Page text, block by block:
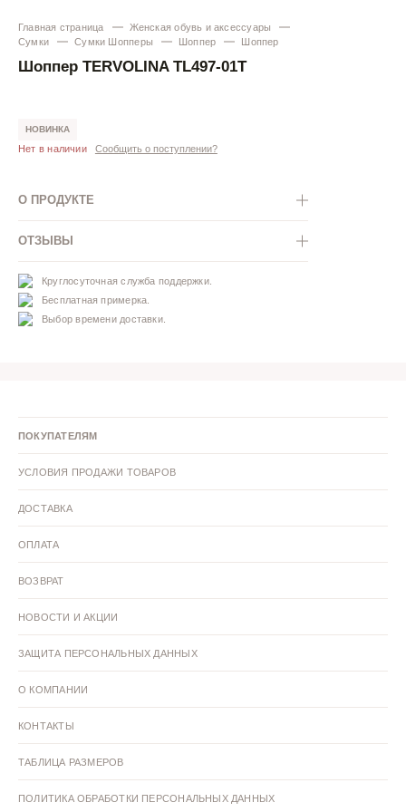
Главная страница
Женская обувь и аксессуары
Сумки
Сумки Шопперы Шоппер Шоппер
Шоппер TERVOLINA TL497-01T
НОВИНКА
Нет в наличии Сообщить о поступлении?
О ПРОДУКТЕ
ОТЗЫВЫ
Круглосуточная служба поддержки.
Бесплатная примерка.
Выбор времени доставки.
ПОКУПАТЕЛЯМ
УСЛОВИЯ ПРОДАЖИ ТОВАРОВ
ДОСТАВКА
ОПЛАТА
ВОЗВРАТ
НОВОСТИ И АКЦИИ
ЗАЩИТА ПЕРСОНАЛЬНЫХ ДАННЫХ
О КОМПАНИИ
КОНТАКТЫ
ТАБЛИЦА РАЗМЕРОВ
ПОЛИТИКА ОБРАБОТКИ ПЕРСОНАЛЬНЫХ ДАННЫХ